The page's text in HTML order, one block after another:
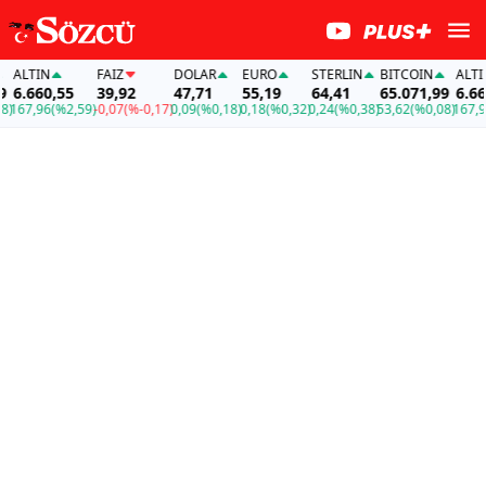
(%2,59)
FAİZ
39,92
-0,07(%-0,17)
DOLAR
47,71
0,09(%0,18)
EURO
55,19
0,18(%0,32)
STERLIN
64,41
0,24(%0,38)
BITCOIN
65.071,99
53,62(%0,08)
ALTIN
167,96